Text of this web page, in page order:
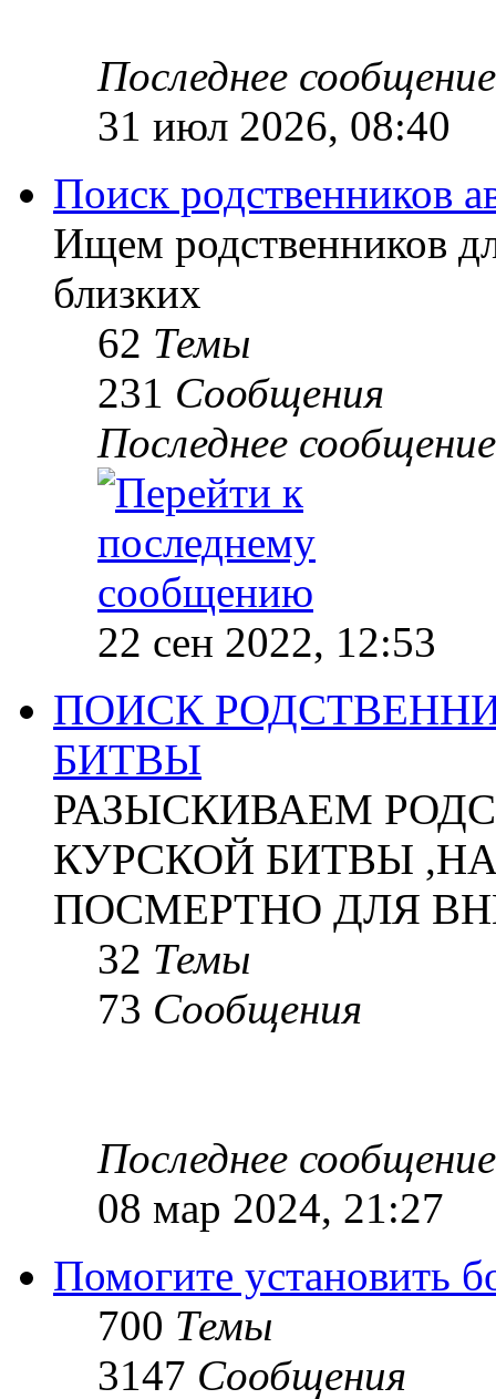
Последнее сообщение
31 июл 2026, 08:40
Поиск родственников
Ищем родственников
близких
62 Темы
231 Сообщения
Последнее сообщение
22 сен 2022, 12:53
ПОИСК
БИТВЫ
РАЗЫСКИВАЕМ
КУРСКОЙ БИТВЫ
ПОСМЕРТНО ДЛЯ
32 Темы
73 Сообщения
Последнее сообщение
08 мар 2024, 21:27
Помогите установить
700 Темы
3147 Сообщения